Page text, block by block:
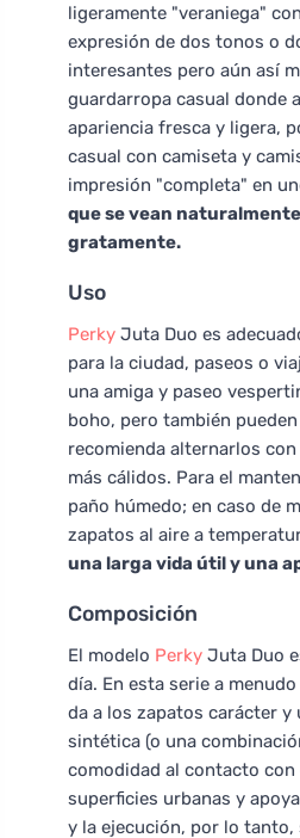
ligeramente "veraniega"
expresión de dos tonos o
interesantes pero aún así
guardarropa casual donde
apariencia fresca y ligera,
casual con camiseta y
impresión "completa" en
que se vean
gratamente.
Uso
Perky Juta Duo es
para la ciudad, paseos o
una amiga y paseo
boho, pero también
recomienda alternarlos
más cálidos. Para el
paño húmedo; en caso de
zapatos al aire a
una larga vida útil y una
Composición
El modelo Perky Juta Duo
día. En esta serie a
da a los zapatos carácter
sintética (o una
comodidad al contacto con
superficies urbanas y
y la ejecución, por lo